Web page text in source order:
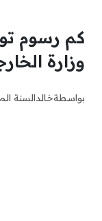
كم رسوم
وزارة
بواسطةخالدالسنة